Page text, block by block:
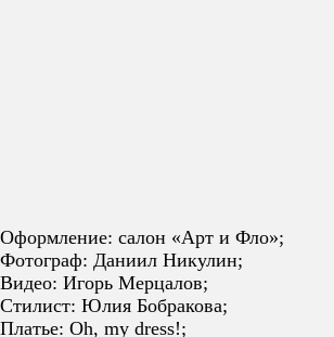
Оформление: салон «Арт и Фло»;
Фотограф: Даниил Никулин;
Видео: Игорь Мерцалов;
Стилист: Юлия Бобракова;
Платье: Oh, my dress!;